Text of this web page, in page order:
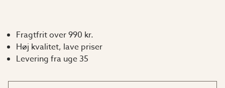
Mursten ældes smukt og kræver ikke særlig
vedligeholdelse. Fremstillingen sker i Danmark, og
fabrikken har en lang tradition med
1750'erne.
Fragtfrit over 990 kr.
Høj kvalitet, lave priser
Levering fra uge 35